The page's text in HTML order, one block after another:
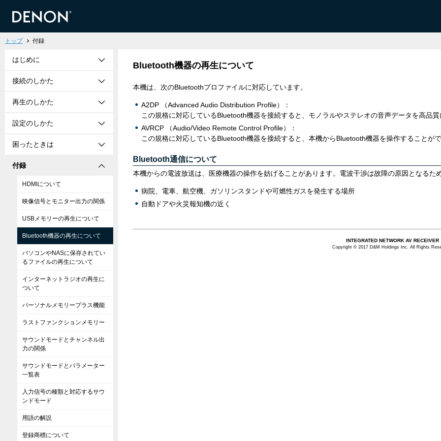
トップ 付録
はじめに
接続のしかた
再生のしかた
設定のしかた
困ったときは
付録
HDMIについて
映像信号とモニター出力の関係
USBメモリーの再生について
Bluetooth機器の再生について
パソコンやNASに保存されてい
るファイルの再生について
インターネットラジオの再生に
ついて
パーソナルメモリープラス機能
ラストファンクションメモリー
サウンドモードとチャンネル出
力の関係
サウンドモードとパラメーター
一覧表
入力信号の種類と対応するサウ
ンドモード
用語の解説
登録商標について
Bluetooth機器の再生について
本機は、次のBluetoothプロファイルに対応しています。
A2DP （Advanced Audio Distribution Profile）：
この規格に対応しているBluetooth機器を接続すると、モノラルやステレオの音声データを高品
AVRCP （Audio/Video Remote Control Profile）：
この規格に対応しているBluetooth機器を接続すると、本機からBluetooth機器を操作することがで
Bluetooth通信について
本機からの電波放送は、医療機器の操作を妨げることがあります。電波干渉は故障の原因となるた
病院、電車、航空機、ガソリンスタンドや可燃性ガスを発生する場所
自動ドアや火災報知機の近く
INTEGRATED NETWORK AV RECEIVER
Copyright © 2017 D&M Holdings Inc. All Rights